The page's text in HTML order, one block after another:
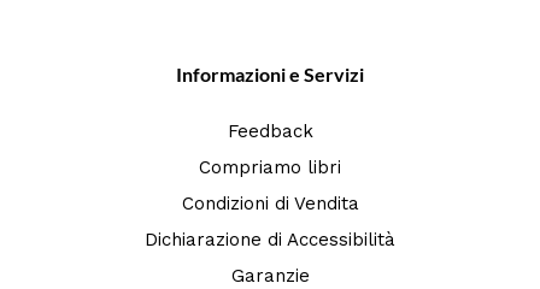
Informazioni e Servizi
Feedback
Compriamo libri
Condizioni di Vendita
Dichiarazione di Accessibilità
Garanzie